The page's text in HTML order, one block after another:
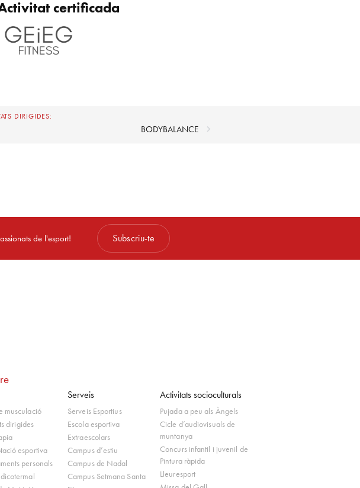
certificada
DIRIGIDES:
BODYBALANCE
de l'esport! Subscriu-te
musculació
dirigides
esportiva
personals
Serveis
Serveis Esportius
Escola esportiva
Extraescolars
Campus d’estiu
Campus de Nadal
Campus Setmana Santa
Activitats socioculturals
Pujada a peu als Àngels
Cicle d’audiovisuals de
muntanya
Concurs infantil i juvenil de
Pintura ràpida
Lleuresport